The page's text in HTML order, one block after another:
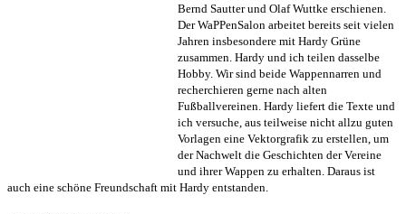
Bernd Sautter und Olaf Wuttke erschienen.
Der WaPPenSalon arbeitet bereits seit vielen
Jahren insbesondere mit Hardy Grüne
zusammen. Hardy und ich teilen dasselbe
Hobby. Wir sind beide Wappennarren und
recherchieren gerne nach alten
Fußballvereinen. Hardy liefert die Texte und
ich versuche, aus teilweise nicht allzu guten
Vorlagen eine Vektorgrafik zu erstellen, um
der Nachwelt die Geschichten der Vereine
und ihrer Wappen zu erhalten. Daraus ist
auch eine schöne Freundschaft mit Hardy entstanden.